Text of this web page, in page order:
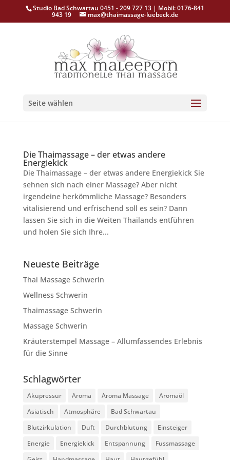
Studio Bad Schwartau 0451 - 209 727 13 | Mobil: 0176-841
943 19 max@thaimassage-luebeck.de
Seite wählen
Die Thaimassage – der etwas andere
Energiekick
Die Thaimassage – der etwas andere Energiekick Sie
sehnen sich nach einer Massage? Aber nicht
irgendeine herkömmliche Massage? Besonders
vitalisierend und erfrischend soll es sein? Dann
lassen Sie sich in die Weiten Thailands entführen
und holen Sie sich Ihre...
Neueste Beiträge
Thai Massage Schwerin
Wellness Schwerin
Thaimassage Schwerin
Massage Schwerin
Kräuterstempel Massage – Allumfassendes Erlebnis
für die Sinne
Schlagwörter
Akupressur Aroma Aroma Massage
Aromaöl
Asiatisch
Atmosphäre
Bad Schwartau
Blutzirkulation
Duft Durchblutung
Einsteiger
Energie
Energiekick Entspannung
Fussmassage